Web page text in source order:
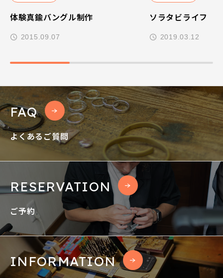
体験真鍮バングル制作
2015.09.07
ソラタビライフ
2019.03.12
FAQ
よくあるご質問
RESERVATION
ご予約
INFORMATION